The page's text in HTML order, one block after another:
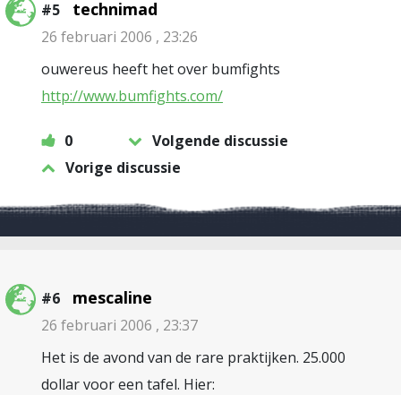
#5 technimad
26 februari 2006 , 23:26
ouwereus heeft het over bumfights
http://www.bumfights.com/
0
Volgende discussie
Vorige discussie
#6 mescaline
26 februari 2006 , 23:37
Het is de avond van de rare praktijken. 25.000
dollar voor een tafel. Hier: